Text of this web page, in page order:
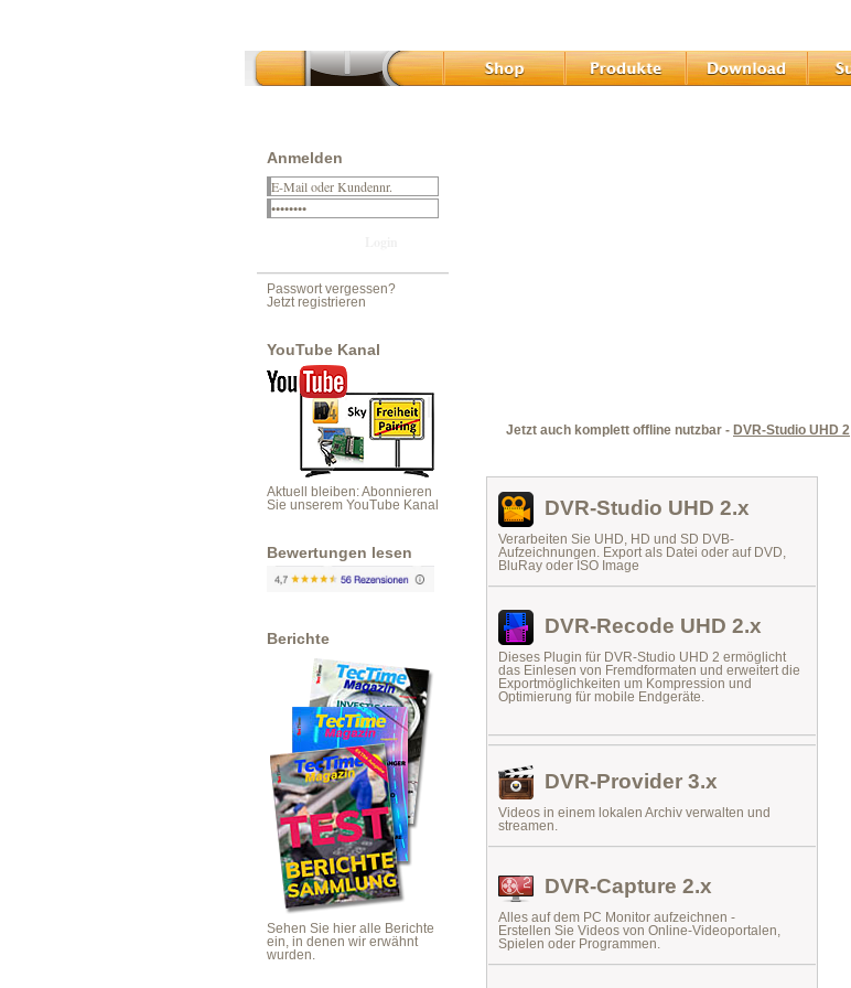
Anmelden
Passwort vergessen?
Jetzt registrieren
YouTube Kanal
Aktuell bleiben: Abonnieren
Sie unserem YouTube Kanal
Bewertungen lesen
Berichte
Sehen Sie hier alle Berichte
ein, in denen wir erwähnt
wurden.
Jetzt auch komplett offline nutzbar - DVR-Studio UHD 2
DVR-Studio UHD 2.x
Verarbeiten Sie UHD, HD und SD DVB-
Aufzeichnungen. Export als Datei oder auf DVD,
BluRay oder ISO Image
DVR-Recode UHD 2.x
Dieses Plugin für DVR-Studio UHD 2 ermöglicht
das Einlesen von Fremdformaten und erweitert die
Exportmöglichkeiten um Kompression und
Optimierung für mobile Endgeräte.
DVR-Provider 3.x
Videos in einem lokalen Archiv verwalten und
streamen.
DVR-Capture 2.x
Alles auf dem PC Monitor aufzeichnen -
Erstellen Sie Videos von Online-Videoportalen,
Spielen oder Programmen.